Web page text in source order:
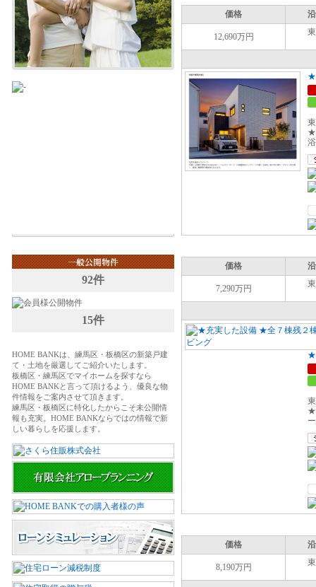
92件
15件
HOME BANKは、練馬区・板橋区の新築戸建
て・土地を厳選してご紹介いたします。
板橋区・練馬区でマイホームを探すなら
HOME BANKと言って頂けるよう、優良な物
件情報をご案内させて頂きます。
練馬区・板橋区に特化したからこそ未公開情
報も充実。HOME BANKならではの情報で新
しい暮らしを応援します。
価格
12,690万円
★
価格
7,290万円
★
価格
8,190万円